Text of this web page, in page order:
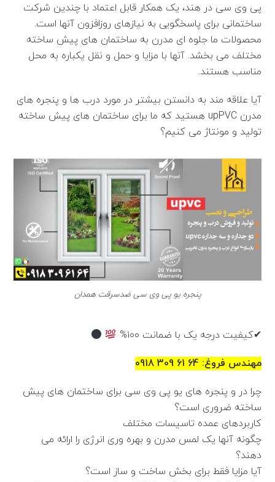
پی وی سی در هند، یک همکار قابل اعتماد با چندین شرکت
ساختمانی برای پاسخگویی به نیازهای روزافزون آنها است.
محصولات ما جلوه ای مدرن به ساختمان های پیش ساخته
مختلف می بخشد. آنها با مزایا و حمل و نقل یکباره به محل
مناسب هستند.
آیا علاقه مند به دانستن بیشتر در مورد درب ها و پنجره های
مدرن upPVC هستید که ما برای ساختمان های پیش ساخته
تولید و مونتاژ می کنیم؟
پنجره یو پی وی سی ضدسرقت همدان
✔کیفیت درجه یک با ضمانت ۱۰۰%
مهندس فروغ: 64 61 309 0918
چرا در و پنجره های یو پی وی سی برای ساختمان های پیش
ساخته ضروری است؟
کاربردهای عمده تاسیسات مختلف
چگونه آنها یک لمس مدرن و بهره وری انرژی را ارائه می
دهند؟
آیا مزایا فقط برای بخش ساخت و ساز است؟